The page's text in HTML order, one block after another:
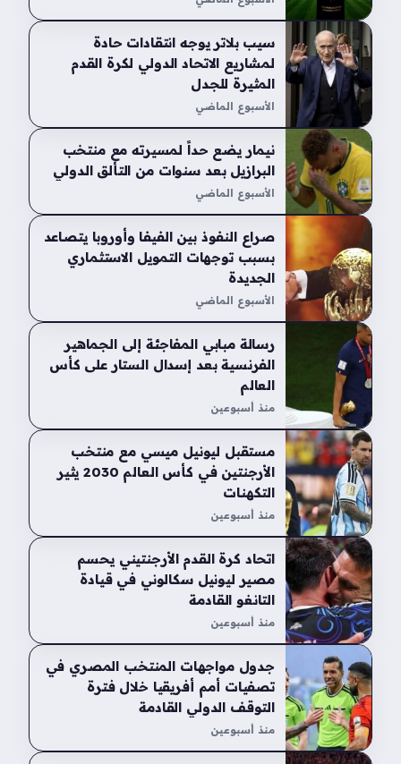
سيب بلاتر يوجه انتقادات حادة
لمشاريع الاتحاد الدولي لكرة القدم
المثيرة للجدل
الأسبوع الماضي
نيمار يضع حداً لمسيرته مع منتخب
البرازيل بعد سنوات من التألق الدولي
الأسبوع الماضي
صراع النفوذ بين الفيفا وأوروبا يتصاعد
بسبب توجهات التمويل الاستثماري
الجديدة
الأسبوع الماضي
رسالة مبابي المفاجئة إلى الجماهير
الفرنسية بعد إسدال الستار على كأس
العالم
منذ أسبوعين
مستقبل ليونيل ميسي مع منتخب
الأرجنتين في كأس العالم 2030 يثير
التكهنات
منذ أسبوعين
اتحاد كرة القدم الأرجنتيني يحسم
مصير ليونيل سكالوني في قيادة
التانغو القادمة
منذ أسبوعين
جدول مواجهات المنتخب المصري في
تصفيات أمم أفريقيا خلال فترة
التوقف الدولي القادمة
منذ أسبوعين